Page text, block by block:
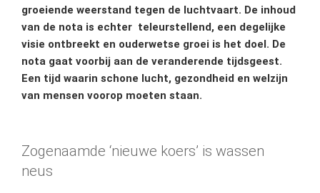
groeiende weerstand tegen de luchtvaart. De inhoud
van de nota is echter teleurstellend, een degelijke
visie ontbreekt en ouderwetse groei is het doel. De
nota gaat voorbij aan de veranderende tijdsgeest.
Een tijd waarin schone lucht, gezondheid en welzijn
van mensen voorop moeten staan.
Zogenaamde ‘nieuwe koers’ is wassen
neus